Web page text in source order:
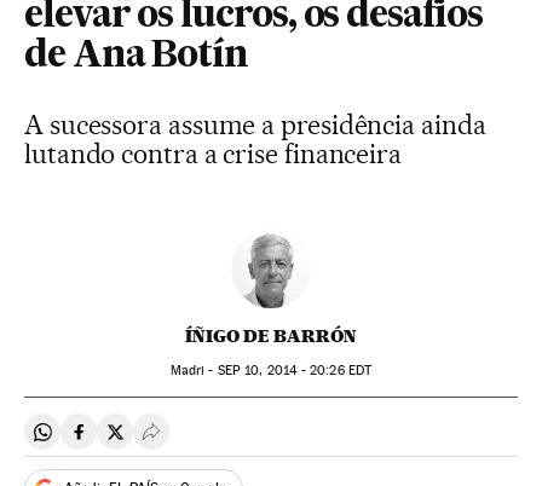
elevar os lucros, os desafios
de Ana Botín
A sucessora assume a presidência ainda
lutando contra a crise financeira
ÍÑIGO DE BARRÓN
Madri - SEP 10, 2014 - 20:26EDT
Compartir en Whatsapp
Compartir en Facebook
Compartir en Twitter
Desplegar Redes Sociales